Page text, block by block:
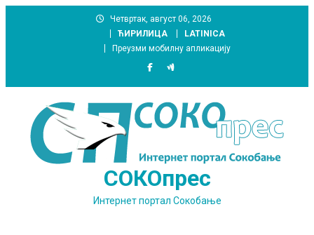
Четвртак, август 06, 2026
ЋИРИЛИЦА
LATINICA
Преузми мобилну апликацију
СОКОпрес
Интернет портал Сокобање